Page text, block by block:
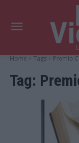
Home Tags Premio
Tag: